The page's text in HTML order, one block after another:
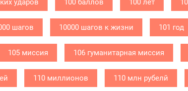
ударов 100 баллов 100 лет
шагов 10000 шагов к жизни 101 год
105 миссия 106 гуманитарная миссия
110 миллионов 110 млн рубелй